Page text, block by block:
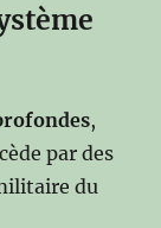
,
par des
du